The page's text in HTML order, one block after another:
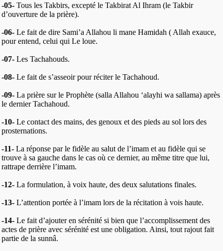
-05- Tous les Takbirs, excepté le Takbirat Al Ihram (le Takbir
d’ouverture de la prière).
-06- Le fait de dire Sami’a Allahou li mane Hamidah ( Allah exauce,
pour entend, celui qui Le loue.
-07- Les Tachahouds.
-08- Le fait de s’asseoir pour réciter le Tachahoud.
-09- La prière sur le Prophète (salla Allahou ‘alayhi wa sallama) après
le dernier Tachahoud.
-10- Le contact des mains, des genoux et des pieds au sol lors des
prosternations.
-11- La réponse par le fidèle au salut de l’imam et au fidèle qui se
trouve à sa gauche dans le cas où ce dernier, au même titre que lui,
rattrape derrière l’imam.
-12- La formulation, à voix haute, des deux salutations finales.
-13- L’attention portée à l’imam lors de la récitation à vois haute.
-14- Le fait d’ajouter en sérénité si bien que l’accomplissement des
actes de prière avec sérénité est une obligation. Ainsi, tout rajout fait
partie de la sunnâ.